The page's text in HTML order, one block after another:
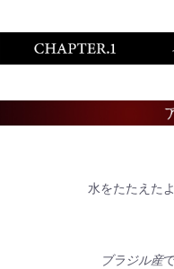
水をたたえた
ブラジル産